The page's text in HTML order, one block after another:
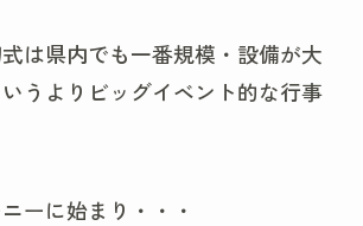
は県内でも一番規模・設備が大
うよりビッグイベント的な行事
ーに始まり・・・